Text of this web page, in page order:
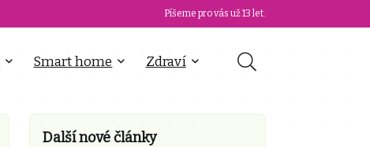
Píšeme pro vás už 13 let.
Smart home Zdraví
Další nové články